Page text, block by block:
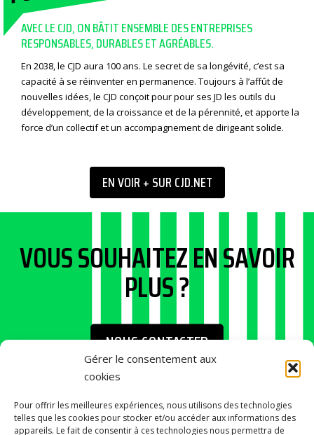
Gérer le consentement aux
cookies
Pour offrir les meilleures expériences, nous utilisons des technologies
telles que les cookies pour stocker et/ou accéder aux informations des
appareils. Le fait de consentir à ces technologies nous permettra de
AVEC LE CJD, ON BÂTIT ENSEMBLE DES ENTREPRISES
RESPONSABLES, DURABLES ET AGRÉABLES.
En 2038, le CJD aura 100 ans. Le secret de sa longévité, c’est sa
capacité à se réinventer en permanence. Toujours à l’affût de
nouvelles idées, le CJD conçoit pour pour ses JD les outils du
développement, de la croissance et de la pérennité, et apporte la
force d’un collectif et un accompagnement de dirigeant solide.
EN VOIR + SUR CJD.NET
VOUS SOUHAITEZ EN SAVOIR
PLUS ?
NOUS CONTACTER